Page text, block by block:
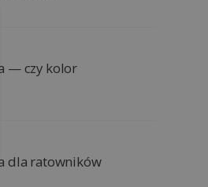
— czy kolor
dla ratowników